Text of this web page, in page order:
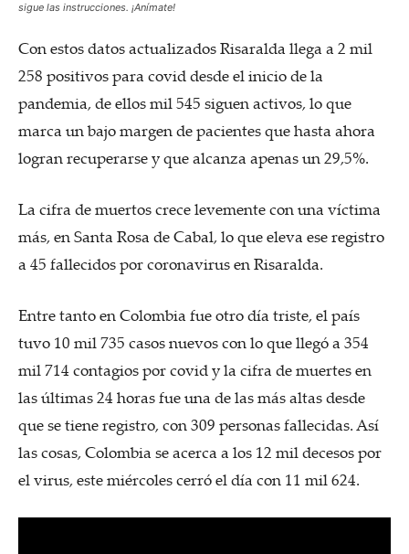
sigue las instrucciones. ¡Anímate!
Con estos datos actualizados Risaralda llega a 2 mil
258 positivos para covid desde el inicio de la
pandemia, de ellos mil 545 siguen activos, lo que
marca un bajo margen de pacientes que hasta ahora
logran recuperarse y que alcanza apenas un 29,5%.
La cifra de muertos crece levemente con una víctima
más, en Santa Rosa de Cabal, lo que eleva ese registro
a 45 fallecidos por coronavirus en Risaralda.
Entre tanto en Colombia fue otro día triste, el país
tuvo 10 mil 735 casos nuevos con lo que llegó a 354
mil 714 contagios por covid y la cifra de muertes en
las últimas 24 horas fue una de las más altas desde
que se tiene registro, con 309 personas fallecidas. Así
las cosas, Colombia se acerca a los 12 mil decesos por
el virus, este miércoles cerró el día con 11 mil 624.